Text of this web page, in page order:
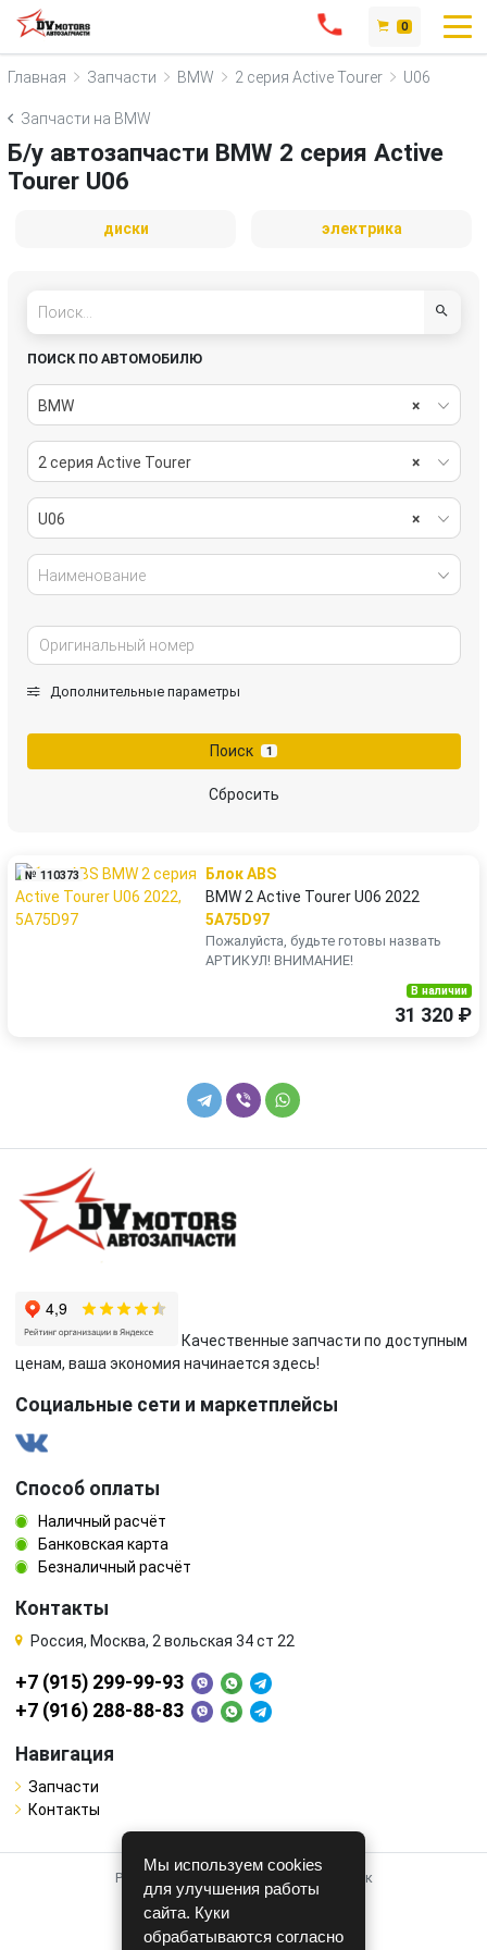
0
Главная Запчасти BMW 2 серия Active Tourer U06
Запчасти на BMW
Б/у автозапчасти BMW 2 серия Active
Tourer U06
диски электрика
ПОИСК ПО АВТОМОБИЛЮ
×
BMW
×
2 серия Active Tourer
×
U06
Наименование
Дополнительные параметры
Поиск 1
Сбросить
№ 110373
Блок ABS
BMW 2 Active Tourer U06 2022
5A75D97
Пожалуйста, будьте готовы назвать
АРТИКУЛ! ВНИМАНИЕ!
В наличии
31 320 ₽
Качественные запчасти по доступным
ценам, ваша экономия начинается здесь!
Социальные сети и маркетплейсы
Способ оплаты
Наличный расчёт
Банковская карта
Безналичный расчёт
Контакты
Россия, Москва, 2 вольская 34 ст 22
+7 (915) 299-99-93
+7 (916) 288-88-83
Навигация
Запчасти
Контакты
Работает на системе для авторазборок
CARRO.БИЗНЕС
Полная версия
Мы используем cookies
для улучшения работы
сайта. Куки
обрабатываются согласно